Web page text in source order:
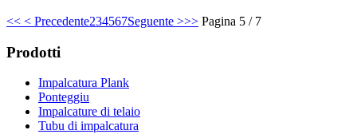
<< < Precedente234567Seguente >>> Pagina 5 / 7
Prodotti
Impalcatura Plank
Ponteggiu
Impalcature di telaio
Tubu di impalcatura